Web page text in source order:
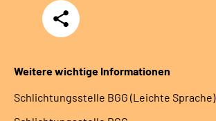
Teilen
Weitere wichtige Informationen
Schlich­tungs­stel­le BGG (Leichte Sprache)